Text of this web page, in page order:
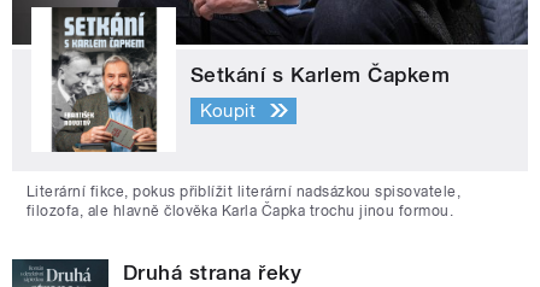
Setkání s Karlem Čapkem
Koupit
Literární fikce, pokus přiblížit literární nadsázkou spisovatele,
filozofa, ale hlavně člověka Karla Čapka trochu jinou formou.
Druhá strana řeky